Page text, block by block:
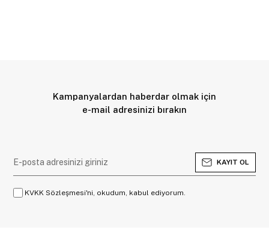
Kampanyalardan haberdar olmak için
e-mail adresinizi bırakın
KAYIT OL
KVKK Sözleşmesi'ni, okudum, kabul ediyorum.